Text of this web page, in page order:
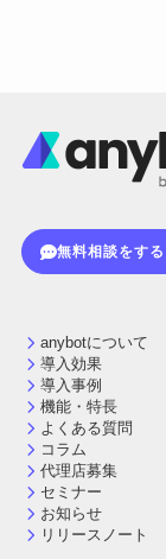
無料相談をする
anybotについて
導入効果
導入事例
機能・特長
よくある質問
コラム
代理店募集
セミナー
お知らせ
リリースノート